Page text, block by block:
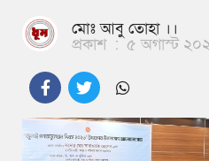
মোঃ আবু তোহা ।।
প্রকাশ : ৫ অগাস্ট